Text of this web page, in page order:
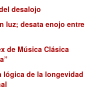
desalojo
luz; desata enojo entre
de Música Clásica
lógica de la longevidad